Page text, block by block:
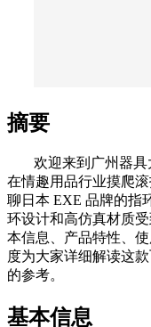
摘要
欢迎来到广州器
在情趣用品行业摸爬
聊日本 EXE 品牌的指
环设计和高仿真材质
本信息、产品特性、
度为大家详细解读这
的参考。
基本信息